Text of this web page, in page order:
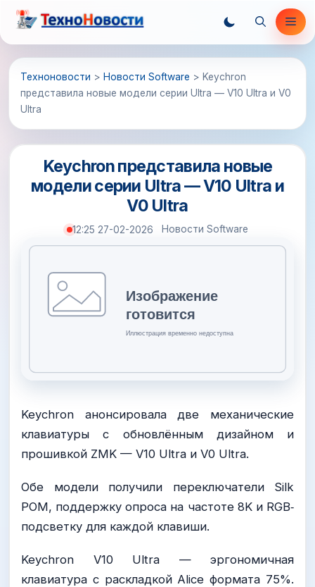
Перейти
содержимому
Техноновости > Новости Software > Keychron
представила новые модели серии Ultra — V10 Ultra и V0
Ultra
Keychron представила новые
модели серии Ultra — V10 Ultra и
V0 Ultra
12:25 27-02-2026 Новости Software
Keychron анонсировала две механические
клавиатуры с обновлённым дизайном и
прошивкой ZMK — V10 Ultra и V0 Ultra.
Обе модели получили переключатели Silk
POM, поддержку опроса на частоте 8K и RGB‑
подсветку для каждой клавиши.
Keychron V10 Ultra — эргономичная
клавиатура с раскладкой Alice формата 75%.